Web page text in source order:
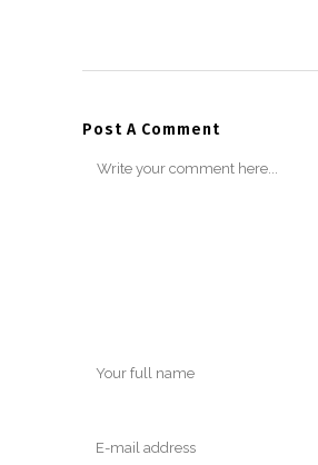
Post A Comment